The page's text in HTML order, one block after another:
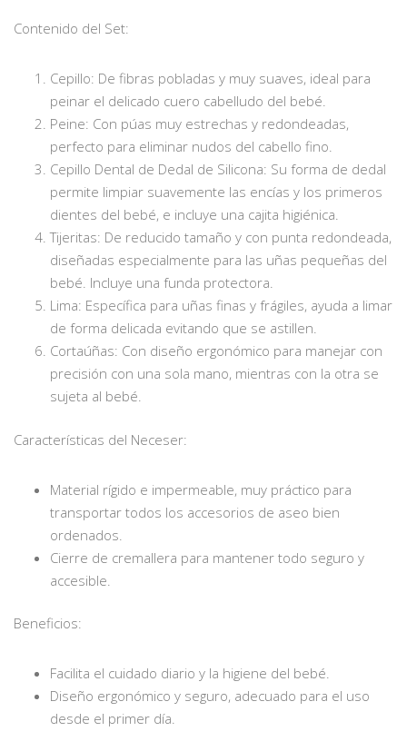
Contenido del Set:
Cepillo: De fibras pobladas y muy suaves, ideal para
peinar el delicado cuero cabelludo del bebé.
Peine: Con púas muy estrechas y redondeadas,
perfecto para eliminar nudos del cabello fino.
Cepillo Dental de Dedal de Silicona: Su forma de dedal
permite limpiar suavemente las encías y los primeros
dientes del bebé, e incluye una cajita higiénica.
Tijeritas: De reducido tamaño y con punta redondeada,
diseñadas especialmente para las uñas pequeñas del
bebé. Incluye una funda protectora.
Lima: Específica para uñas finas y frágiles, ayuda a limar
de forma delicada evitando que se astillen.
Cortaúñas: Con diseño ergonómico para manejar con
precisión con una sola mano, mientras con la otra se
sujeta al bebé.
Características del Neceser:
Material rígido e impermeable, muy práctico para
transportar todos los accesorios de aseo bien
ordenados.
Cierre de cremallera para mantener todo seguro y
accesible.
Beneficios:
Facilita el cuidado diario y la higiene del bebé.
Diseño ergonómico y seguro, adecuado para el uso
desde el primer día.